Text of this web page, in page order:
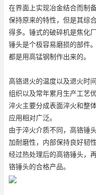
在界面上实现冶金结合而制
保持原来的特性，但是其综
得多。锤式的破碎机是焦化
锤头是个极容易磨损的部件
都是用高锰钢制作出来的。
高铬退火的温度以及退火时
组织以及常年累月生产工艺
淬火主要分成表面淬火和整
应用相对广泛。
由于淬火介质不同，高铬锤
加耐磨性，内部保持良好韧
经过热处理后的高铬锤头，
铬锤头的合格产品。